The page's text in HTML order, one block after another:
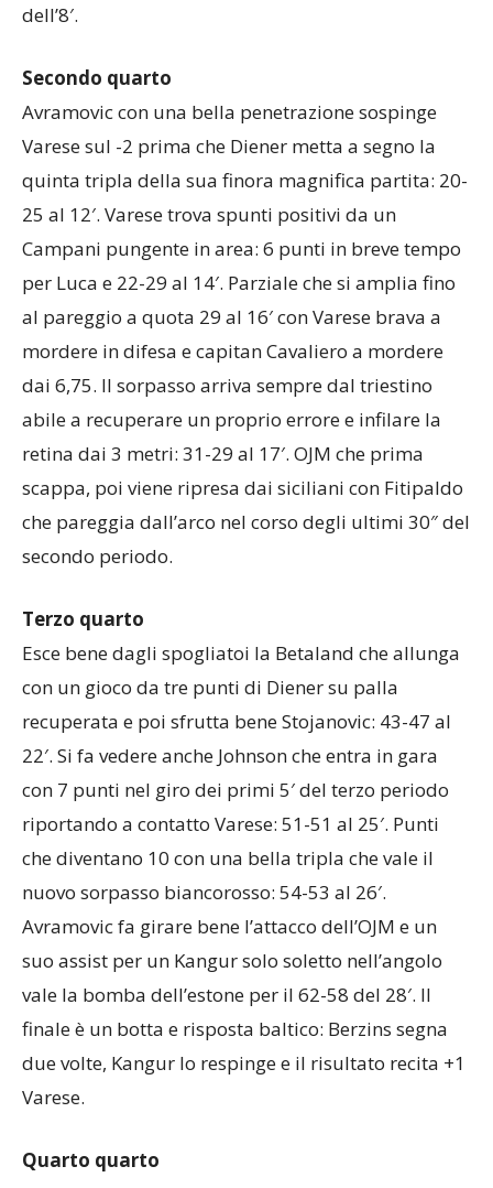
dell’8′.
Secondo quarto
Avramovic con una bella penetrazione sospinge
Varese sul -2 prima che Diener metta a segno la
quinta tripla della sua finora magnifica partita: 20-
25 al 12′. Varese trova spunti positivi da un
Campani pungente in area: 6 punti in breve tempo
per Luca e 22-29 al 14′. Parziale che si amplia fino
al pareggio a quota 29 al 16′ con Varese brava a
mordere in difesa e capitan Cavaliero a mordere
dai 6,75. Il sorpasso arriva sempre dal triestino
abile a recuperare un proprio errore e infilare la
retina dai 3 metri: 31-29 al 17′. OJM che prima
scappa, poi viene ripresa dai siciliani con Fitipaldo
che pareggia dall’arco nel corso degli ultimi 30″ del
secondo periodo.
Terzo quarto
Esce bene dagli spogliatoi la Betaland che allunga
con un gioco da tre punti di Diener su palla
recuperata e poi sfrutta bene Stojanovic: 43-47 al
22′. Si fa vedere anche Johnson che entra in gara
con 7 punti nel giro dei primi 5′ del terzo periodo
riportando a contatto Varese: 51-51 al 25′. Punti
che diventano 10 con una bella tripla che vale il
nuovo sorpasso biancorosso: 54-53 al 26′.
Avramovic fa girare bene l’attacco dell’OJM e un
suo assist per un Kangur solo soletto nell’angolo
vale la bomba dell’estone per il 62-58 del 28′. Il
finale è un botta e risposta baltico: Berzins segna
due volte, Kangur lo respinge e il risultato recita +1
Varese.
Quarto quarto